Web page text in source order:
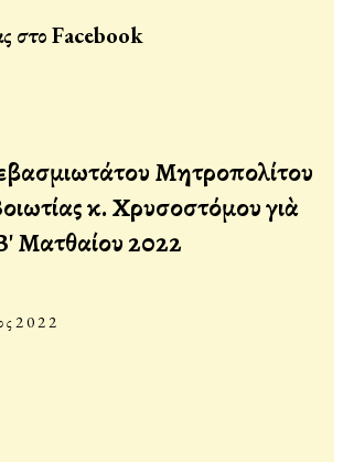
στο Facebook
Μητροπολίτου
κ. Χρυσοστόμου γιὰ
Ματθαίου 2022
2022